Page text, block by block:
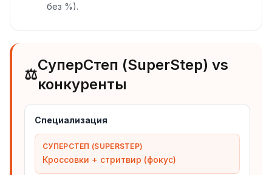
без %).
⚖️
СуперСтеп (SuperStep) vs
конкуренты
Специализация
СУПЕРСТЕП (SUPERSTEP)
Кроссовки + стритвир (фокус)